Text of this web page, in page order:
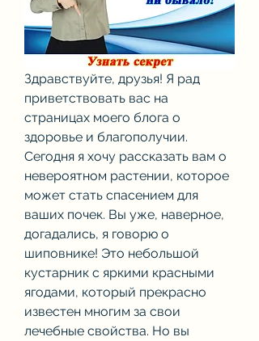
Здравствуйте, друзья! Я рад
приветствовать вас на
страницах моего блога о
здоровье и благополучии.
Сегодня я хочу рассказать вам о
невероятном растении, которое
может стать спасением для
ваших почек. Вы уже, наверное,
догадались, я говорю о
шиповнике! Это небольшой
кустарник с яркими красными
ягодами, который прекрасно
известен многим за свои
лечебные свойства. Но вы